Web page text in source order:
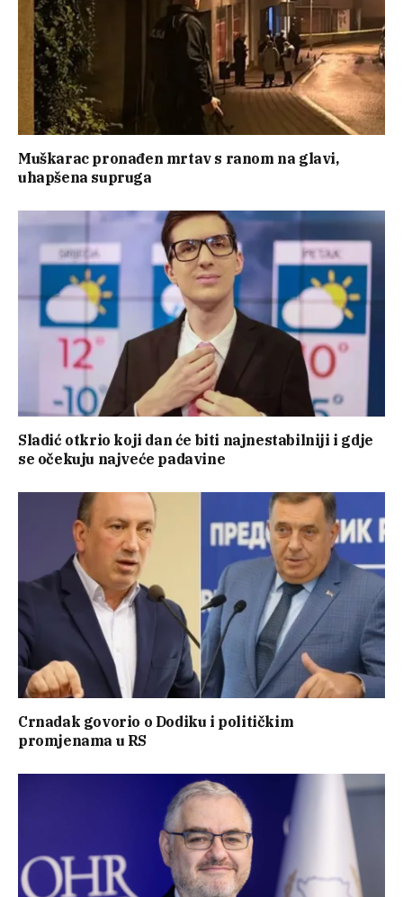
Muškarac pronađen mrtav s ranom na glavi,
uhapšena supruga
Sladić otkrio koji dan će biti najnestabilniji i gdje
se očekuju najveće padavine
Crnadak govorio o Dodiku i političkim
promjenama u RS